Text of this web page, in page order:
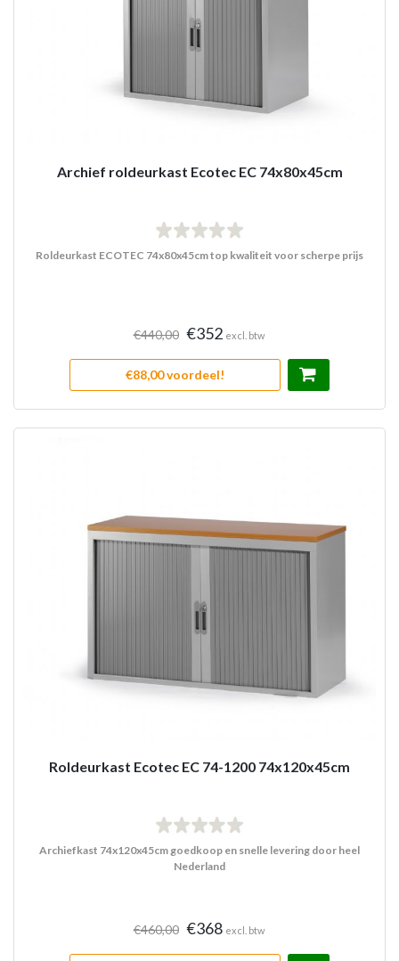
Archief roldeurkast Ecotec EC 74x80x45cm
Roldeurkast ECOTEC 74x80x45cm top kwaliteit voor scherpe prijs
€440,00 €352 excl. btw
€88,00 voordeel!
Roldeurkast Ecotec EC 74-1200 74x120x45cm
Archiefkast 74x120x45cm goedkoop en snelle levering door heel
Nederland
€460,00 €368 excl. btw